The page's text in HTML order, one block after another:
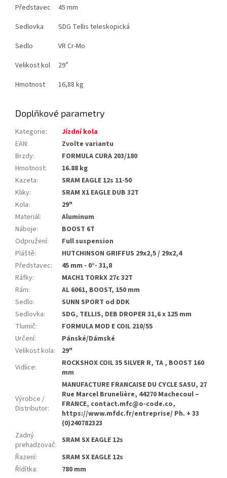
Představec
45 mm
Sedlovka
SDG Tellis teleskopická
Sedlo
VR Cr-Mo
Velikost kol
29”
Hmotnost
16,88 kg
Doplňkové parametry
Kategorie:
Jízdní kola
EAN:
Zvolte variantu
Brzdy:
FORMULA CURA 203/180
Hmotnost:
16.88 kg
Kazeta:
SRAM EAGLE 12s 11-50
Kliky:
SRAM X1 EAGLE DUB 32T
Kola:
29"
Materiál:
Aluminum
Náboje:
BOOST 6T
Odpružení:
Full suspension
Pláště:
HUTCHINSON GRIFFUS 29x2,5 / 29x2,4
Představec:
45 mm - 0°- 31,8
Ráfky:
MACH1 TORkX 27c 32T
Rám:
AL 6061, BOOST, 150 mm
Sedlo:
SUNN SPORT od DDK
Sedlovka:
SDG, TELLIS, DEB DROPER 31,6 x 125 mm
Tlumič:
FORMULA MOD E COIL 210/55
Určení:
Pánské/Dámské
Velikost kola:
29"
Vidlice:
ROCKSHOX COIL 35 SILVER R, TA , BOOST 160
mm
Výrobce /
Distributor:
MANUFACTURE FRANCAISE DU CYCLE SASU, 27
Rue Marcel Brunelière, 44270 Machecoul –
FRANCE, contact.mfc@o-code.co,
https://www.mfdc.fr/entreprise/ Ph. + 33
(0)240782323
Zadný
prehadzovač: SRAM SX EAGLE 12s
Řazení:
SRAM SX EAGLE 12s
Řídítka: 780 mm